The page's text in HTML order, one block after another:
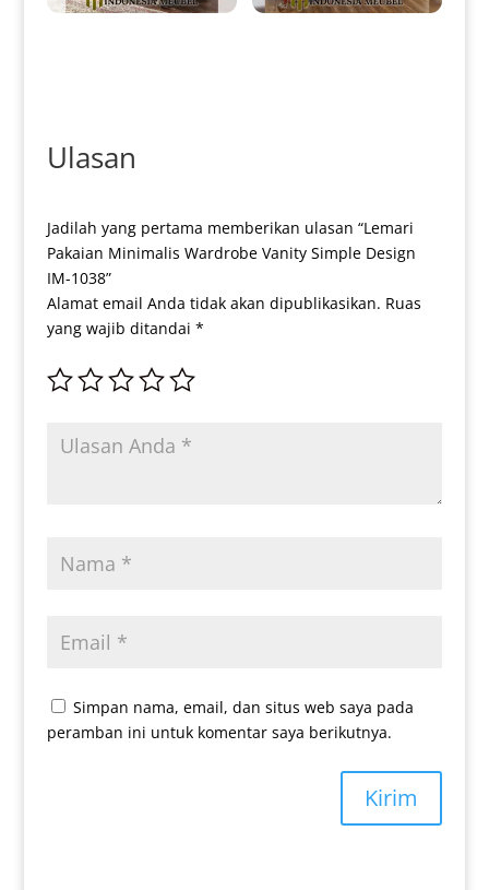
Ulasan
Jadilah yang pertama memberikan ulasan “Lemari
Pakaian Minimalis Wardrobe Vanity Simple Design
IM-1038”
Alamat email Anda tidak akan dipublikasikan. Ruas
yang wajib ditandai *
Simpan nama, email, dan situs web saya pada
peramban ini untuk komentar saya berikutnya.
Kirim